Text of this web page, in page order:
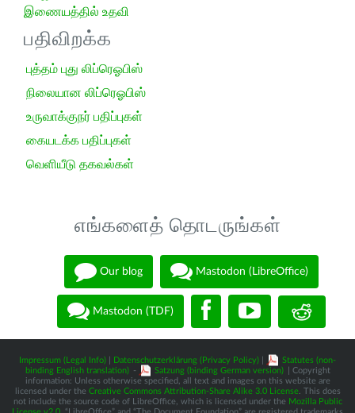
இணையத்தில் உதவி
பதிவிறக்க
புத்தம் புது லிப்ரெஓபிஸ்
நிலையான லிப்ரெஓபிஸ்
உருவாக்குநர் பதிப்புகள்
கையடக்க பதிப்புகள்
வெளியீடு தகவல்கள்
எங்களைத் தொடருங்கள்
Our blog Mastodon (LibreOffice)
Mastodon (TDF)
Impressum (Legal Info) Datenschutzerklärung (Privacy Policy)
Statutes (non-
binding English translation) - Satzung (binding German version)
| Copyright
information: Unless otherwise specified, all text and images on this website are
licensed under the Creative Commons Attribution-Share Alike 3.0 License. This does
not include the source code of LibreOffice, which is licensed under the Mozilla Public